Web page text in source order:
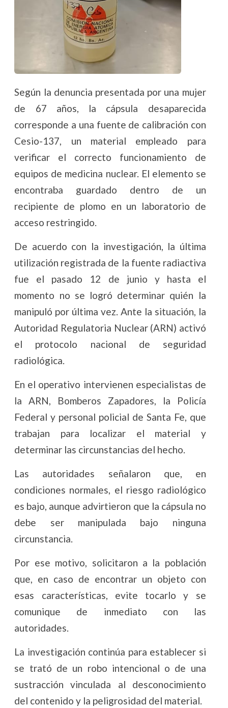
Según la denuncia presentada por una mujer
de 67 años, la cápsula desaparecida
corresponde a una fuente de calibración con
Cesio-137, un material empleado para
verificar el correcto funcionamiento de
equipos de medicina nuclear. El elemento se
encontraba guardado dentro de un
recipiente de plomo en un laboratorio de
acceso restringido.
De acuerdo con la investigación, la última
utilización registrada de la fuente radiactiva
fue el pasado 12 de junio y hasta el
momento no se logró determinar quién la
manipuló por última vez. Ante la situación, la
Autoridad Regulatoria Nuclear (ARN) activó
el protocolo nacional de seguridad
radiológica.
En el operativo intervienen especialistas de
la ARN, Bomberos Zapadores, la Policía
Federal y personal policial de Santa Fe, que
trabajan para localizar el material y
determinar las circunstancias del hecho.
Las autoridades señalaron que, en
condiciones normales, el riesgo radiológico
es bajo, aunque advirtieron que la cápsula no
debe ser manipulada bajo ninguna
circunstancia.
Por ese motivo, solicitaron a la población
que, en caso de encontrar un objeto con
esas características, evite tocarlo y se
comunique de inmediato con las
autoridades.
La investigación continúa para establecer si
se trató de un robo intencional o de una
sustracción vinculada al desconocimiento
del contenido y la peligrosidad del material.